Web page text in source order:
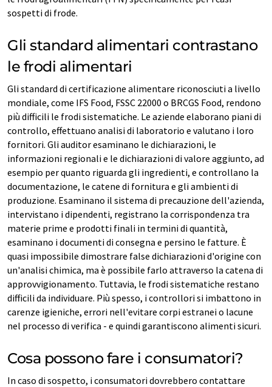
sospetti di frode.
Gli standard alimentari contrastano
le frodi alimentari
Gli standard di certificazione alimentare riconosciuti a livello
mondiale, come IFS Food, FSSC 22000 o BRCGS Food, rendono
più difficili le frodi sistematiche. Le aziende elaborano piani di
controllo, effettuano analisi di laboratorio e valutano i loro
fornitori. Gli auditor esaminano le dichiarazioni, le
informazioni regionali e le dichiarazioni di valore aggiunto, ad
esempio per quanto riguarda gli ingredienti, e controllano la
documentazione, le catene di fornitura e gli ambienti di
produzione. Esaminano il sistema di precauzione dell'azienda,
intervistano i dipendenti, registrano la corrispondenza tra
materie prime e prodotti finali in termini di quantità,
esaminano i documenti di consegna e persino le fatture. È
quasi impossibile dimostrare false dichiarazioni d'origine con
un'analisi chimica, ma è possibile farlo attraverso la catena di
approvvigionamento. Tuttavia, le frodi sistematiche restano
difficili da individuare. Più spesso, i controllori si imbattono in
carenze igieniche, errori nell'evitare corpi estranei o lacune
nel processo di verifica - e quindi garantiscono alimenti sicuri.
Cosa possono fare i consumatori?
In caso di sospetto, i consumatori dovrebbero contattare